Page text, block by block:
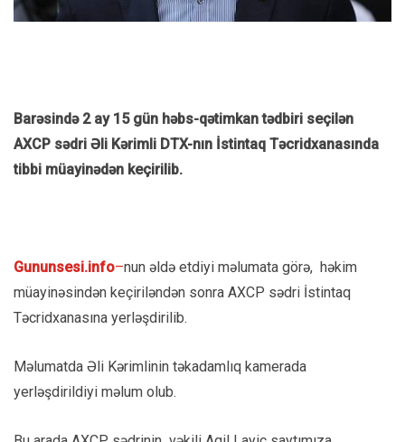
Barəsində 2 ay 15 gün həbs-qətimkan tədbiri seçilən
AXCP sədri Əli Kərimli DTX-nın İstintaq Təcridxanasında
tibbi müayinədən keçirilib.
Gununsesi.info–nun əldə etdiyi məlumata görə, həkim
müayinəsindən keçiriləndən sonra AXCP sədri İstintaq
Təcridxanasına yerləşdirilib.
Məlumatda Əli Kərimlinin təkadamlıq kamerada
yerləşdirildiyi məlum olub.